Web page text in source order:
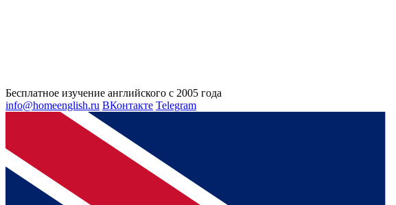
Бесплатное изучение английского с 2005 года
info@homeenglish.ru ВКонтакте Telegram